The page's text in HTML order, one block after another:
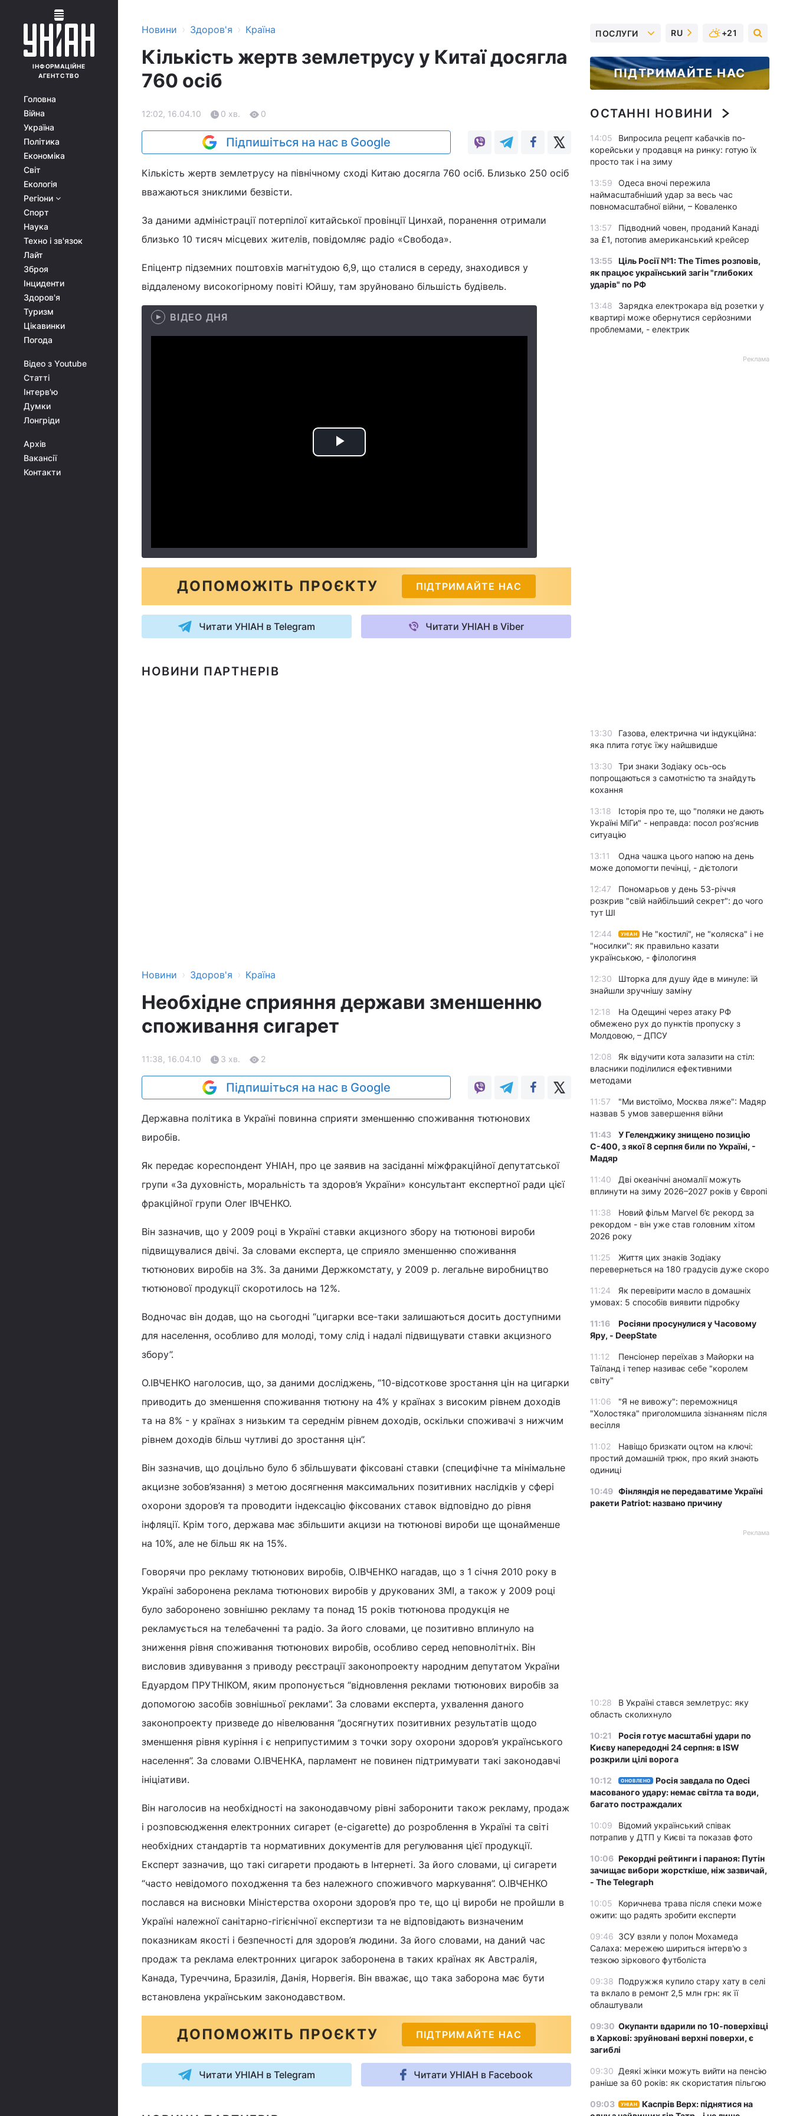
ІНФОРМАЦІЙНЕ
АГЕНТСТВО
Головна
Війна
Україна
Політика
Економіка
Світ
Екологія
Регіони
Спорт
Наука
Техно і зв'язок
Лайт
Зброя
Інциденти
Здоров'я
Туризм
Цікавинки
Погода
Відео з Youtube
Статті
Інтерв'ю
Думки
Лонгріди
Архів
Вакансії
Контакти
Новини › Здоров'я › Країна
Кількість жертв землетрусу у Китаї досягла
760 осіб
12:02, 16.04.10 0 хв. 0
Підпишіться на нас в Google
Кількість жертв землетрусу на північному сході Китаю досягла 760 осіб. Близько 250 осіб
вважаються зниклими безвісти.
За даними адміністрації потерпілої китайської провінції Цинхай, поранення отримали
близько 10 тисяч місцевих жителів, повідомляє радіо «Свобода».
Епіцентр підземних поштовхів магнітудою 6,9, що сталися в середу, знаходився у
віддаленому високогірному повіті Юйшу, там зруйновано більшість будівель.
ВІДЕО ДНЯ
Play
ДОПОМОЖІТЬ ПРОЄКТУ ПІДТРИМАЙТЕ НАС
Читати УНІАН в Telegram Читати УНІАН в Viber
НОВИНИ ПАРТНЕРІВ
Новини › Здоров'я › Країна
Необхідне сприяння держави зменшенню
споживання сигарет
11:38, 16.04.10 3 хв. 2
Підпишіться на нас в Google
Державна політика в Україні повинна сприяти зменшенню споживання тютюнових
виробів.
Як передає кореспондент УНІАН, про це заявив на засіданні міжфракційної депутатської
групи «За духовність, моральність та здоров’я України» консультант експертної ради цієї
фракційної групи Олег ІВЧЕНКО.
Він зазначив, що у 2009 році в Україні ставки акцизного збору на тютюнові вироби
підвищувалися двічі. За словами експерта, це сприяло зменшенню споживання
тютюнових виробів на 3%. За даними Держкомстату, у 2009 р. легальне виробництво
тютюнової продукції скоротилось на 12%.
Водночас він додав, що на сьогодні “цигарки все-таки залишаються досить доступними
для населення, особливо для молоді, тому слід і надалі підвищувати ставки акцизного
збору”.
О.ІВЧЕНКО наголосив, що, за даними досліджень, “10-відсоткове зростання цін на цигарки
приводить до зменшення споживання тютюну на 4% у країнах з високим рівнем доходів
та на 8% - у країнах з низьким та середнім рівнем доходів, оскільки споживачі з нижчим
рівнем доходів більш чутливі до зростання цін”.
Він зазначив, що доцільно було б збільшувати фіксовані ставки (специфічне та мінімальне
акцизне зобов’язання) з метою досягнення максимальних позитивних наслідків у сфері
охорони здоров’я та проводити індексацію фіксованих ставок відповідно до рівня
інфляції. Крім того, держава має збільшити акцизи на тютюнові вироби ще щонайменше
на 10%, але не більш як на 15%.
Говорячи про рекламу тютюнових виробів, О.ІВЧЕНКО нагадав, що з 1 січня 2010 року в
Україні заборонена реклама тютюнових виробів у друкованих ЗМІ, а також у 2009 році
було заборонено зовнішню рекламу та понад 15 років тютюнова продукція не
рекламується на телебаченні та радіо. За його словами, це позитивно вплинуло на
зниження рівня споживання тютюнових виробів, особливо серед неповнолітніх. Він
висловив здивування з приводу реєстрації законопроекту народним депутатом України
Едуардом ПРУТНІКОМ, яким пропонується “відновлення реклами тютюнових виробів за
допомогою засобів зовнішньої реклами”. За словами експерта, ухвалення даного
законопроекту призведе до нівелювання “досягнутих позитивних результатів щодо
зменшення рівня куріння і є неприпустимим з точки зору охорони здоров’я українського
населення”. За словами О.ІВЧЕНКА, парламент не повинен підтримувати такі законодавчі
ініціативи.
Він наголосив на необхідності на законодавчому рівні заборонити також рекламу, продаж
і розповсюдження електронних сигарет (e-cigarette) до розроблення в Україні та світі
необхідних стандартів та нормативних документів для регулювання цієї продукції.
Експерт зазначив, що такі сигарети продають в Інтернеті. За його словами, ці сигарети
“часто невідомого походження та без належного споживчого маркування”. О.ІВЧЕНКО
послався на висновки Міністерства охорони здоров’я про те, що ці вироби не пройшли в
Україні належної санітарно-гігієнічної експертизи та не відповідають визначеним
показникам якості і безпечності для здоров’я людини. За його словами, на даний час
продаж та реклама електронних цигарок заборонена в таких країнах як Австралія,
Канада, Туреччина, Бразилія, Данія, Норвегія. Він вважає, що така заборона має бути
встановлена українським законодавством.
ДОПОМОЖІТЬ ПРОЄКТУ ПІДТРИМАЙТЕ НАС
Читати УНІАН в Telegram Читати УНІАН в Facebook
ПОСЛУГИ RU +21
ПІДТРИМАЙТЕ НАС
ОСТАННІ НОВИНИ
14:05
Випросила рецепт кабачків по-
корейськи у продавця на ринку: готую їх
просто так і на зиму
13:59
Одеса вночі пережила
наймасштабніший удар за весь час
повномасштабної війни, – Коваленко
13:57
Підводний човен, проданий Канаді
за £1, потопив американський крейсер
13:55 Ціль Росії №1: The Times розповів,
як працює український загін "глибоких
ударів" по РФ
13:48
Зарядка електрокара від розетки у
квартирі може обернутися серйозними
проблемами, - електрик
Реклама
13:30
Газова, електрична чи індукційна:
яка плита готує їжу найшвидше
13:30
Три знаки Зодіаку ось-ось
попрощаються з самотністю та знайдуть
кохання
13:18
Історія про те, що "поляки не дають
Україні МіГи" - неправда: посол роз’яснив
ситуацію
13:11
Одна чашка цього напою на день
може допомогти печінці, - дієтологи
12:47
Пономарьов у день 53-річчя
розкрив "свій найбільший секрет": до чого
тут ШІ
12:44 УНІАН
Не "костилі", не "коляска" і не
"носилки": як правильно казати
українською, - філологиня
12:30
Шторка для душу йде в минуле: їй
знайшли зручнішу заміну
12:18
На Одещині через атаку РФ
обмежено рух до пунктів пропуску з
Молдовою, – ДПСУ
12:08
Як відучити кота залазити на стіл:
власники поділилися ефективними
методами
11:57
"Ми вистоїмо, Москва ляже": Мадяр
назвав 5 умов завершення війни
11:43
У Геленджику знищено позицію
С-400, з якої 8 серпня били по Україні, -
Мадяр
11:40
Дві океанічні аномалії можуть
вплинути на зиму 2026–2027 років у Європі
11:38
Новий фільм Marvel б’є рекорд за
рекордом - він уже став головним хітом
2026 року
11:25
Життя цих знаків Зодіаку
перевернеться на 180 градусів дуже скоро
11:24
Як перевірити масло в домашніх
умовах: 5 способів виявити підробку
11:16
Росіяни просунулися у Часовому
Яру, - DeepState
11:12
Пенсіонер переїхав з Майорки на
Таїланд і тепер називає себе "королем
світу"
11:06
"Я не вивожу": переможниця
"Холостяка" приголомшила зізнанням після
весілля
11:02
Навіщо бризкати оцтом на ключі:
простий домашній трюк, про який знають
одиниці
10:49 Фінляндія не передаватиме Україні
ракети Patriot: названо причину
Реклама
10:28
В Україні стався землетрус: яку
область сколихнуло
10:21
Росія готує масштабні удари по
Києву напередодні 24 серпня: в ISW
розкрили цілі ворога
10:12 ОНОВЛЕНО
Росія завдала по Одесі
масованого удару: немає світла та води,
багато постраждалих
10:09
Відомий український співак
потрапив у ДТП у Києві та показав фото
10:06 Рекордні рейтинги і параноя: Путін
зачищає вибори жорсткіше, ніж зазвичай,
- The Telegraph
10:05
Коричнева трава після спеки може
ожити: що радять зробити експерти
09:46 ЗСУ взяли у полон Мохамеда
Салаха: мережею шириться інтерв'ю з
тезкою зіркового футболіста
09:38 Подружжя купило стару хату в селі
та вклало в ремонт 2,5 млн грн: як її
облаштували
09:30 Окупанти вдарили по 10-поверхівці
в Харкові: зруйновані верхні поверхи, є
загиблі
09:30 Деякі жінки можуть вийти на пенсію
раніше за 60 років: як скористатия пільгою
09:03 УНІАН
Каспрів Верх: піднятися на